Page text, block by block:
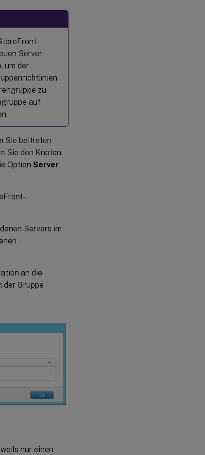
Server
um der
zu
auf
Sie beitreten
Sie den Knoten
Option Server
Servers im
an die
der Gruppe
nur einen